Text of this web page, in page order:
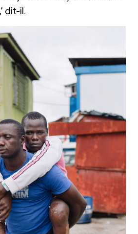
dit-il.